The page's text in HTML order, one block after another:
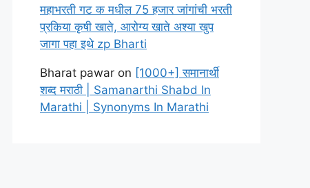
महाभरती गट क मधील 75 हजार जांगांची भरती
प्रकिया कृषी खाते, आरोग्य खाते अश्या खुप
जागा पहा इथे zp Bharti
Bharat pawar on [1000+] समानार्थी
शब्द मराठी | Samanarthi Shabd In
Marathi | Synonyms In Marathi